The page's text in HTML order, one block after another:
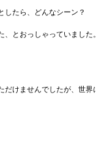
したら、どんなシーン？
とおっしゃっていました。
けませんでしたが、世